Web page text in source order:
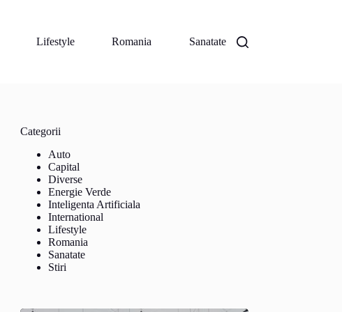
Lifestyle Romania Sanatate
Categorii
Auto
Capital
Diverse
Energie Verde
Inteligenta Artificiala
International
Lifestyle
Romania
Sanatate
Stiri